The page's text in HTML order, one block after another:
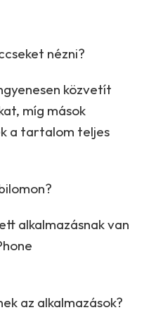
nézni?
közvetít
míg mások
a tartalom teljes
alkalmazásnak van
az alkalmazások?